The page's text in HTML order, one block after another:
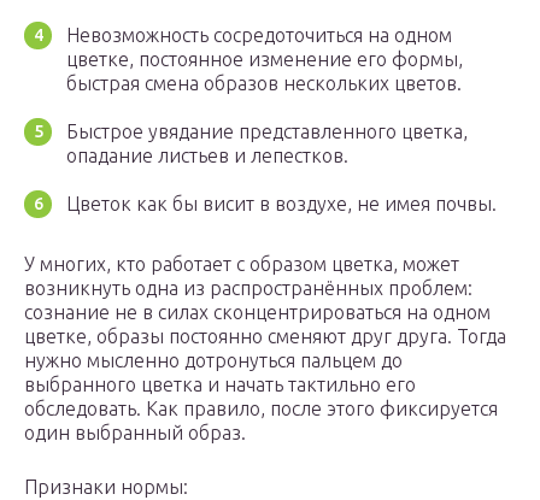
Невозможность сосредоточиться на одном
цветке, постоянное изменение его формы,
быстрая смена образов нескольких цветов.
Быстрое увядание представленного цветка,
опадание листьев и лепестков.
Цветок как бы висит в воздухе, не имея почвы.
У многих, кто работает с образом цветка, может
возникнуть одна из распространённых проблем:
сознание не в силах сконцентрироваться на одном
цветке, образы постоянно сменяют друг друга. Тогда
нужно мысленно дотронуться пальцем до
выбранного цветка и начать тактильно его
обследовать. Как правило, после этого фиксируется
один выбранный образ.
Признаки нормы: